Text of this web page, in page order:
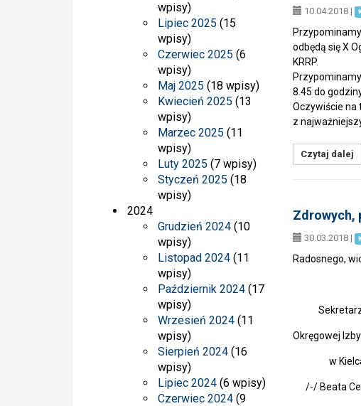
wpisy)
Lipiec 2025 (15
wpisy)
Czerwiec 2025 (6
wpisy)
Maj 2025 (18 wpisy)
Kwiecień 2025 (13
wpisy)
Marzec 2025 (11
wpisy)
Luty 2025 (7 wpisy)
Styczeń 2025 (18
wpisy)
2024
Grudzień 2024 (10
wpisy)
Listopad 2024 (11
wpisy)
Październik 2024 (17
wpisy)
Wrzesień 2024 (11
wpisy)
Sierpień 2024 (16
wpisy)
Lipiec 2024 (6 wpisy)
Czerwiec 2024 (9
10.04.2018 |
odbędą się X
KRRP.
8.45 do
Oczywiście na
z
Czytaj dalej
Zdrowych,
30.03.2018 |
Radosnego,
Sekretarz
Okręgowej
w
/-/ Beata